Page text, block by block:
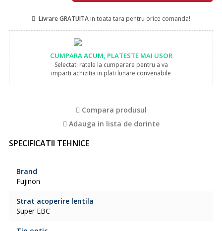
Livrare GRATUITA in toata tara pentru orice comanda!
CUMPARA ACUM, PLATESTE MAI USOR
Selectati ratele la cumparare pentru a va
imparti achizitia in plati lunare convenabile
Compara produsul
Adauga in lista de dorinte
SPECIFICATII TEHNICE
Brand
Fujinon
Strat acoperire lentila
Super EBC